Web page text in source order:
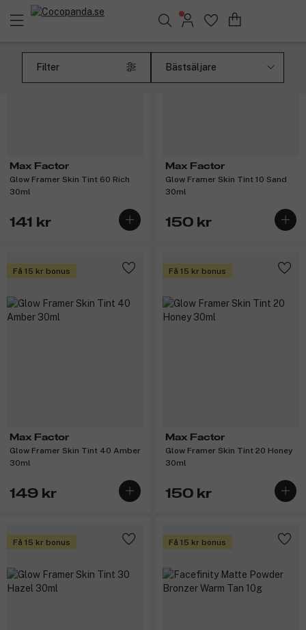
Filter
Max Factor
Glow Framer Skin Tint 60 Rich
30ml
141 kr
Max Factor
Glow Framer Skin Tint 10 Sand
30ml
150 kr
Få 15 kr bonus
Max Factor
Glow Framer Skin Tint 40 Amber
30ml
149 kr
Få 15 kr bonus
Max Factor
Glow Framer Skin Tint 20 Honey
30ml
150 kr
Få 15 kr bonus Få 15 kr bonus